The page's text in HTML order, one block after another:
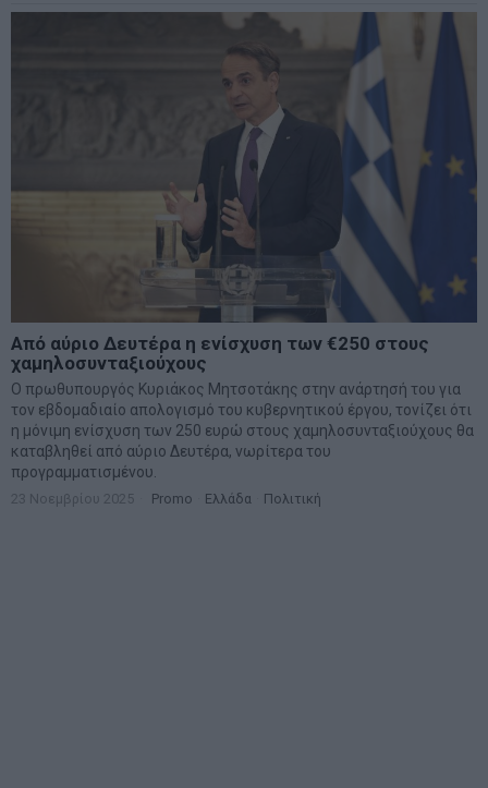
Από αύριο Δευτέρα η ενίσχυση των €250 στους
χαμηλοσυνταξιούχους
Ο πρωθυπουργός Κυριάκος Μητσοτάκης στην ανάρτησή του για
τον εβδομαδιαίο απολογισμό του κυβερνητικού έργου, τονίζει ότι
η μόνιμη ενίσχυση των 250 ευρώ στους χαμηλοσυνταξιούχους θα
καταβληθεί από αύριο Δευτέρα, νωρίτερα του
προγραμματισμένου.
23 Νοεμβρίου 2025 Promo Ελλάδα Πολιτική